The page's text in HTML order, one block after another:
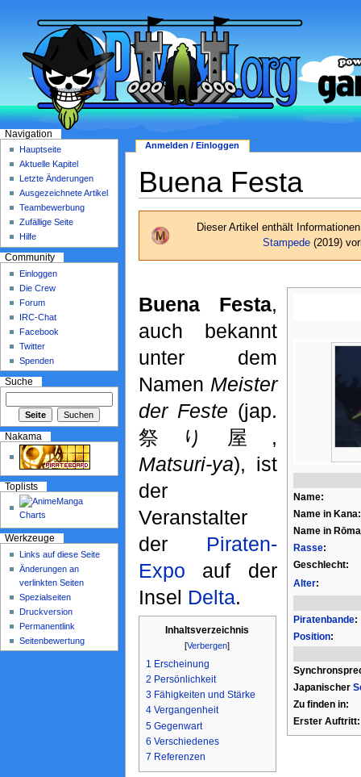
Buena Festa
Dieser Artikel enthält
Stampede (2019)
Name:
Name in Kana:
Name in
Rasse:
Geschlecht:
Alter:
Piratenbande:
Position:
Japanischer
Zu finden in:
Erster Auftritt:
Buena Festa,
auch bekannt
unter dem
Namen Meister
der Feste (jap.
祭り屋,
Matsuri-ya), ist
der
Veranstalter
der Piraten-
Expo auf der
Insel Delta.
Inhaltsverzeichnis
[Verbergen]
1 Erscheinung
2 Persönlichkeit
3 Fähigkeiten und Stärke
4 Vergangenheit
5 Gegenwart
6 Verschiedenes
7 Referenzen
Anmelden / Einloggen
Navigation
Hauptseite
Aktuelle Kapitel
Letzte Änderungen
Ausgezeichnete Artikel
Teambewerbung
Zufällige Seite
Hilfe
Community
Einloggen
Die Crew
Forum
IRC-Chat
Facebook
Twitter
Spenden
Suche
Nakama
Toplists
Werkzeuge
Links auf diese Seite
Änderungen an
verlinkten Seiten
Spezialseiten
Druckversion
Permanentlink
Seitenbewertung